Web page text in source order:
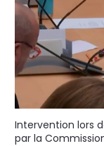
Intervention lors
par la